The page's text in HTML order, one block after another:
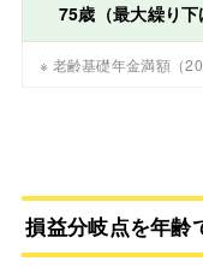
75歳（最大繰り下
※ 老齢基礎年金満額（
損益分岐点を年齢